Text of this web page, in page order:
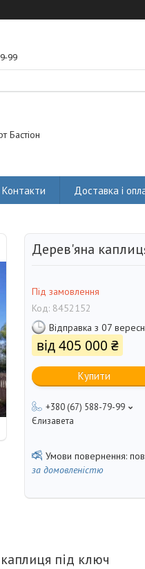
99
Бастіон
Контакти Доставка і
Дерев'яна
Під замовлення
Код: 8452152
Відправка з 07
від405 000 ₴
Купити
+380 (67) 588-79-99
Єлизавета
за домовленістю
під ключ